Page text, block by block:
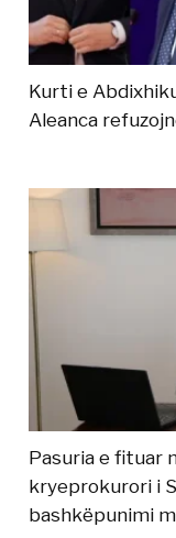
Kurti e
Aleanca
Pasuria e fituar
kryeprokurori i
bashkëpunimi